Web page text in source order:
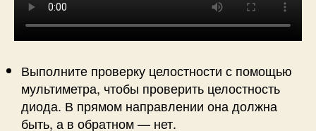
Выполните проверку целостности с помощью
мультиметра, чтобы проверить целостность
диода. В прямом направлении она должна
быть, а в обратном — нет.